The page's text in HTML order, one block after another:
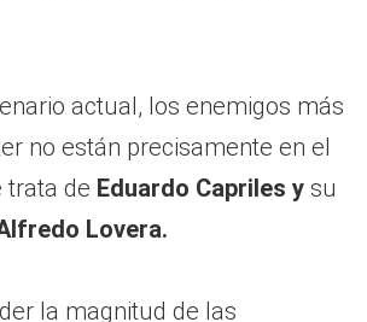
actual, los enemigos más
no están precisamente en el
trata de Eduardo Capriles y su
Lovera.
la magnitud de las